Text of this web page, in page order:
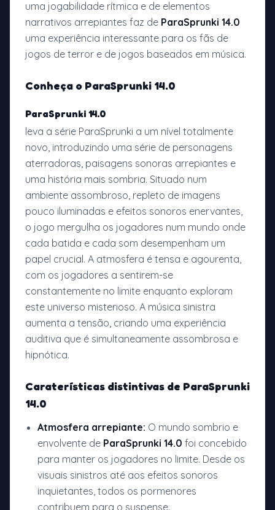
uma jogabilidade rítmica e de elementos
narrativos arrepiantes faz de ParaSprunki 14.0
uma experiência interessante para os fãs de
jogos de terror e de jogos baseados em música.
Conheça o ParaSprunki 14.0
ParaSprunki 14.0
leva a série ParaSprunki a um nível totalmente
novo, introduzindo uma série de personagens
aterradoras, paisagens sonoras arrepiantes e
uma história mais sombria. Situado num
ambiente assombroso, repleto de imagens
pouco iluminadas e efeitos sonoros enervantes,
o jogo mergulha os jogadores num mundo onde
cada batida e cada som desempenham um
papel crucial. A atmosfera é tensa e agourenta,
com os jogadores a sentirem-se
constantemente no limite enquanto exploram
este universo misterioso. A música sinistra
aumenta a tensão, criando uma experiência
auditiva que é simultaneamente assombrosa e
hipnótica.
Caraterísticas distintivas de ParaSprunki
14.0
Atmosfera arrepiante: O mundo sombrio e
envolvente de ParaSprunki 14.0 foi concebido
para manter os jogadores no limite. Desde os
visuais sinistros até aos efeitos sonoros
inquietantes, todos os pormenores
contribuem para o suspense.